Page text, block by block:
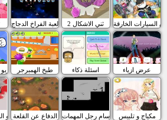
لعبة الفراخ الدجاج ثني الاشكال 2 السيارات الخارقة
طبخ الهمبرجر اسئلة ذكاء عرض ازياء
مقاتلوالدفاع عن القلعة سام رجل المهمات مكياج و تلبيس